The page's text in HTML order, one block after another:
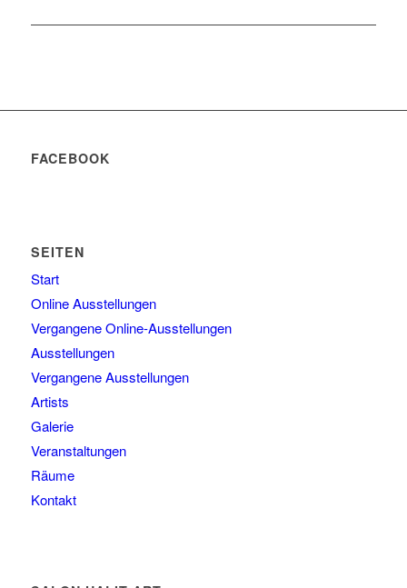
FACEBOOK
SEITEN
Start
Online Ausstellungen
Vergangene Online-Ausstellungen
Ausstellungen
Vergangene Ausstellungen
Artists
Galerie
Veranstaltungen
Räume
Kontakt